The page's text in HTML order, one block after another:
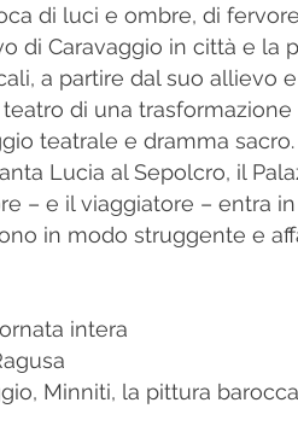
di luci e ombre, di
di Caravaggio in città e
a partire dal suo allievo
di una
teatrale e dramma
Lucia al Sepolcro, il
– e il viaggiatore – entra
in modo struggente e
intera
Minniti, la pittura